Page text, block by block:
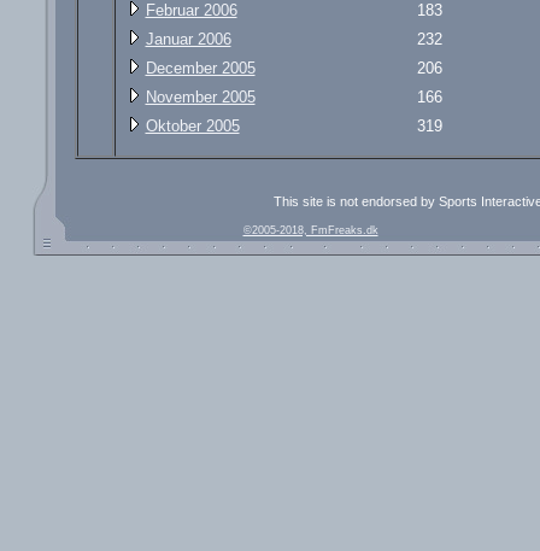
Februar 2006
183
Januar 2006
232
December 2005
206
November 2005
166
Oktober 2005
319
This site is not endorsed by Sports
©2005-2018, FmFreaks.dk